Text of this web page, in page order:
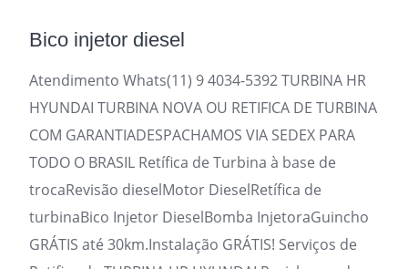
Bico injetor diesel
Atendimento Whats(11) 9 4034-5392 TURBINA HR
HYUNDAI TURBINA NOVA OU RETIFICA DE TURBINA
COM GARANTIADESPACHAMOS VIA SEDEX PARA
TODO O BRASIL Retífica de Turbina à base de
trocaRevisão dieselMotor DieselRetífica de
turbinaBico Injetor DieselBomba InjetoraGuincho
GRÁTIS até 30km.Instalação GRÁTIS! Serviços de